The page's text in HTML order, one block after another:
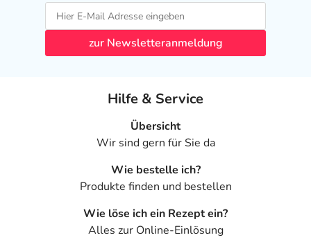
zur Newsletteranmeldung
Hilfe & Service
Übersicht
Wir sind gern für Sie da
Wie bestelle ich?
Produkte finden und bestellen
Wie löse ich ein Rezept ein?
Alles zur Online-Einlösung